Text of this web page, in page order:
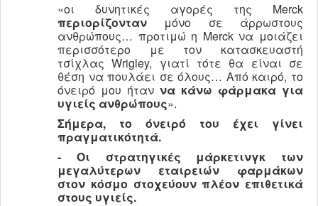
«οι δυνητικές αγορές της Merck
περιορίζονταν μόνο σε άρρωστους
ανθρώπους… προτιμώ η Merck να μοιάζει
περισσότερο με τον κατασκευαστή
τσίχλας Wrigley, γιατί τότε θα είναι σε
θέση να πουλάει σε όλους… Από καιρό, το
όνειρό μου ήταν να κάνω φάρμακα για
υγιείς ανθρώπους».
Σήμερα, το όνειρό του έχει γίνει
πραγματικότητά.
- Οι στρατηγικές μάρκετινγκ των
μεγαλύτερων εταιρειών φαρμάκων
στον κόσμο στοχεύουν πλέον επιθετικά
στους υγιείς.